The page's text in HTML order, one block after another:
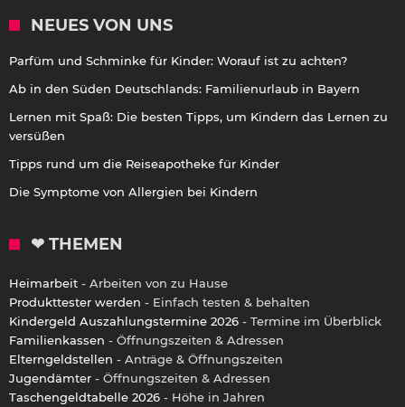
NEUES VON UNS
Parfüm und Schminke für Kinder: Worauf ist zu achten?
Ab in den Süden Deutschlands: Familienurlaub in Bayern
Lernen mit Spaß: Die besten Tipps, um Kindern das Lernen zu
versüßen
Tipps rund um die Reiseapotheke für Kinder
Die Symptome von Allergien bei Kindern
❤ THEMEN
Heimarbeit - Arbeiten von zu Hause
Produkttester werden - Einfach testen & behalten
Kindergeld Auszahlungstermine 2026 - Termine im Überblick
Familienkassen - Öffnungszeiten & Adressen
Elterngeldstellen - Anträge & Öffnungszeiten
Jugendämter - Öffnungszeiten & Adressen
Taschengeldtabelle 2026 - Höhe in Jahren